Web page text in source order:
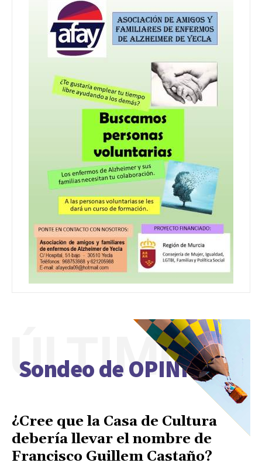
Sondeo de OPINIÓN
ÚLTIMO
¿Cree que la Casa de Cultura
debería llevar el nombre de
Francisco Guillem Castaño?